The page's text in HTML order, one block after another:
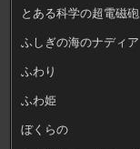
とある科学の超電磁砲
ふしぎの海のナディア
ふわり
ふわ姫
ぼくらの